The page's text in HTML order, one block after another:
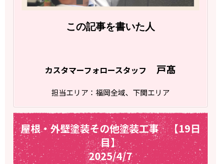
この記事を書いた人
カスタマーフォロースタッフ 戸髙
担当エリア：福岡全域、下関エリア
屋根・外壁塗装その他塗装工事 【19日
目】
2025/4/7